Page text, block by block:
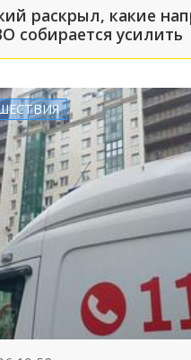
раскрыл, какие
собирается усилить